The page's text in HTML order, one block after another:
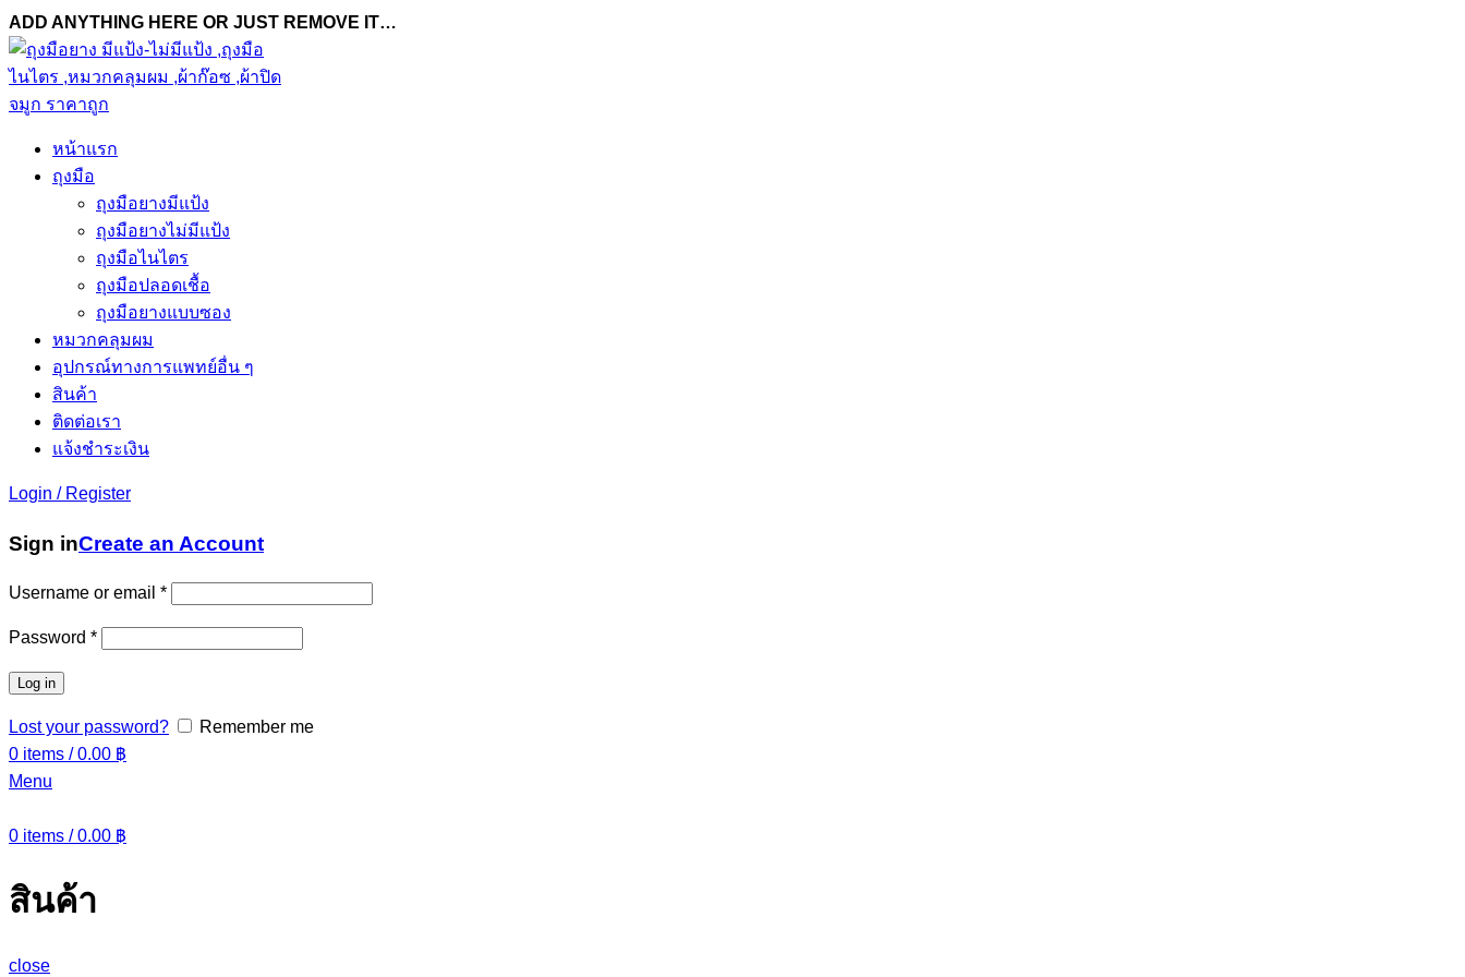
ADD ANYTHING HERE OR JUST REMOVE IT…
หน้าแรก
ถุงมือ
ถุงมือยางมีแป้ง
ถุงมือยางไม่มีแป้ง
ถุงมือไนไตร
ถุงมือปลอดเชื้อ
ถุงมือยางแบบซอง
หมวกคลุมผม
อุปกรณ์ทางการแพทย์อื่น ๆ
สินค้า
ติดต่อเรา
แจ้งชำระเงิน
Login / Register
Sign inCreate an Account
Username or email *
Password *
Log in
Lost your password?
Remember me
0 items / 0.00 ฿
Menu
0 items / 0.00 ฿
สินค้า
close